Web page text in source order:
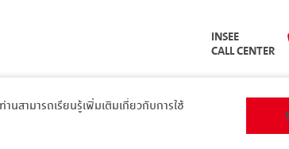
INSEE
CALL CENTER
แผน
สามารถเรียนรู้เพิ่มเติมเกี่ยวกับการใช้